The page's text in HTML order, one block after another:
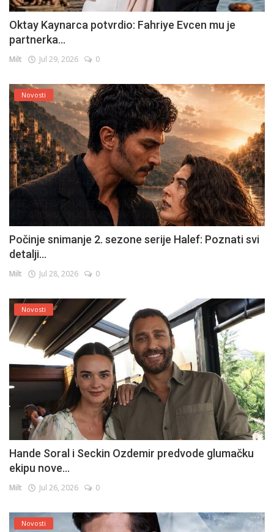
Oktay Kaynarca potvrdio: Fahriye Evcen mu je
partnerka...
Milt Jul 29, 2026 0
Novosti
Počinje snimanje 2. sezone serije Halef: Poznati svi
detalji...
Milt Jul 28, 2026 0
Novosti
Hande Soral i Seckin Ozdemir predvode glumačku
ekipu nove...
Milt Jul 26, 2026 0
Novosti